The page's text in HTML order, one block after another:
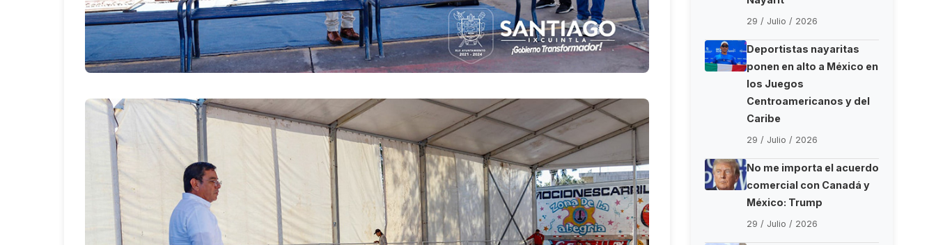
29 / Julio / 2026
Deportistas nayaritas
ponen en alto a México en
los Juegos
Centroamericanos y del
Caribe
29 / Julio / 2026
No me importa el acuerdo
comercial con Canadá y
México: Trump
29 / Julio / 2026